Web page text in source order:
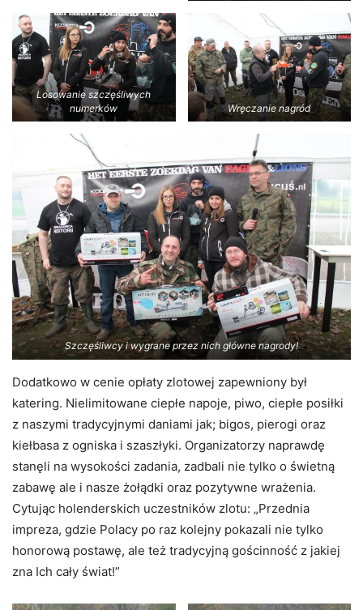
Losowanie szczęśliwych
numerków
Wręczanie nagród
Szczęśliwcy i wygrane przez nich główne nagrody!
Dodatkowo w cenie opłaty zlotowej zapewniony był
katering. Nielimitowane ciepłe napoje, piwo, ciepłe posiłki
z naszymi tradycyjnymi daniami jak; bigos, pierogi oraz
kiełbasa z ogniska i szaszłyki. Organizatorzy naprawdę
stanęli na wysokości zadania, zadbali nie tylko o świetną
zabawę ale i nasze żołądki oraz pozytywne wrażenia.
Cytując holenderskich uczestników zlotu: „Przednia
impreza, gdzie Polacy po raz kolejny pokazali nie tylko
honorową postawę, ale też tradycyjną gościnność z jakiej
zna Ich cały świat!”